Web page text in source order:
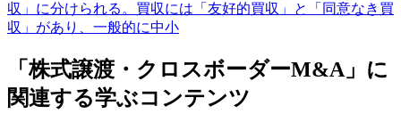
収」に分けられる。買収には「友好的買収」と「同意なき買
収」があり、一般的に中小
「株式譲渡・クロスボーダーM&A」に
関連する学ぶコンテンツ